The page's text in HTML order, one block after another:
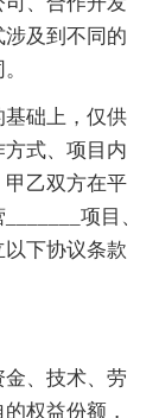
及到不同的
础上，仅供
式、项目内
乙双方在平
项目、
下协议条款
、技术、劳
权益份额，